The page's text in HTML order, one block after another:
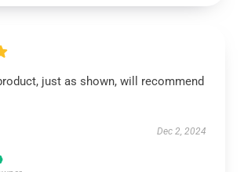
just as shown, will recommend
Dec 2, 2024